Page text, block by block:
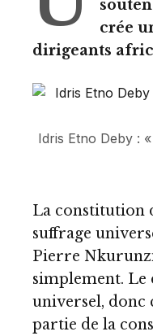
crée
dirigeants
Idris Etno Deby :
La constitution
suffrage
Pierre
simplement. Le
universel, donc
partie de la